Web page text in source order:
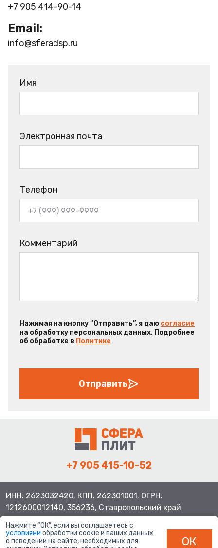
+7 905 414-90-14
Email:
info@sferadsp.ru
Имя
Электронная почта
Телефон
Комментарий
Нажимая на кнопку “Отправить”, я даю согласие
на обработку персональных данных. Подробнее
об обработке в Политике
Отправить
+7 905 415-10-52
ИНН: 2623032420; КПП: 262301001; ОГРН:
1212600012140, 356236, Ставропольский край,
Шпаковский район, с.Верхнерусское, ул.Батайская 3
Нажмите “ОК”, если вы соглашаетесь с
условиями обработки cookie и ваших данных
о поведении на сайте, необходимых для
ОК